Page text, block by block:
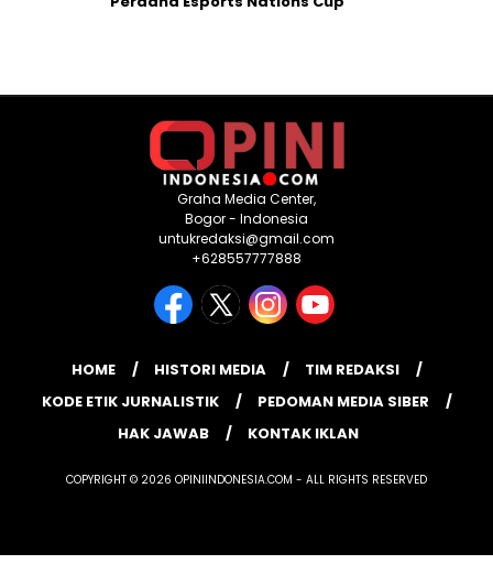
Graha Media Center,
Bogor - Indonesia
untukredaksi@gmail.com
+628557777888
HOME HISTORI MEDIA
TIM REDAKSI
KODE ETIK JURNALISTIK
PEDOMAN MEDIA SIBER
HAK JAWAB
KONTAK IKLAN
COPYRIGHT © 2026 OPINIINDONESIA.COM - ALL RIGHTS RESERVED